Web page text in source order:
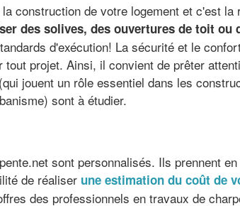
construction de votre logement et c'est
des solives, des ouvertures de toit ou
d'exécution! La sécurité et le
projet. Ainsi, il convient de prêter
jouent un rôle essentiel dans les
sont à étudier.
sont personnalisés. Ils prennent
de réaliser une estimation du coût de
des professionnels en travaux de